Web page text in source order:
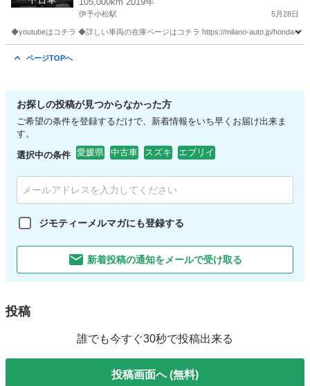
伊予小松駅 5月28日
◆youtubeはコチラ ◆詳しい車両の在庫ページはコチラ https://milano-auto.jp/honda-n-
ページTOPへ
お探しの投稿が見つからなかった方
ご希望の条件を登録するだけで、新着情報をいち早くお届け出来ま
す。
選択中の条件 愛媛県 中古車 スズキ エブリイ
ジモティーメルマガにも登録する
新着投稿の通知をメールで受け取る
投稿
誰でも今すぐ30秒で投稿出来る
投稿画面へ (無料)